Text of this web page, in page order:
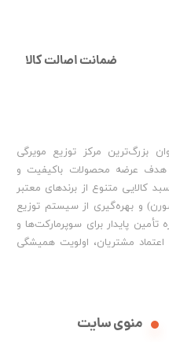
بزرگ‌ترین مرکز توزیع مویرگی
هدف عرضه محصولات باکیفیت و
کالایی متنوع از برندهای معتبر
و بهره‌گیری از سیستم توزیع
پایدار برای سوپرمارکت‌ها و
مشتریان، اولویت همیشگی
منوی سایت
ضمانت اصالت کالا